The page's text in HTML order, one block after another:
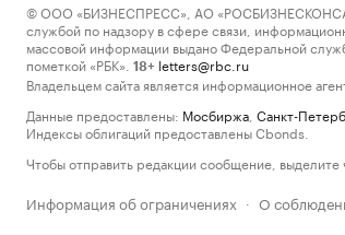
© ООО «БИЗНЕСПРЕСС», АО
службой по надзору в сфере связи,
массовой информации выдано Федеральной
пометкой «РБК».
18+ letters@rbc.ru
Владельцем сайта является информационное
Данные предоставлены: Мосбиржа Санкт-
Индексы облигаций предоставлены Cbonds.
Чтобы отправить редакции сообщение, выделите
Информация об ограничениях · О